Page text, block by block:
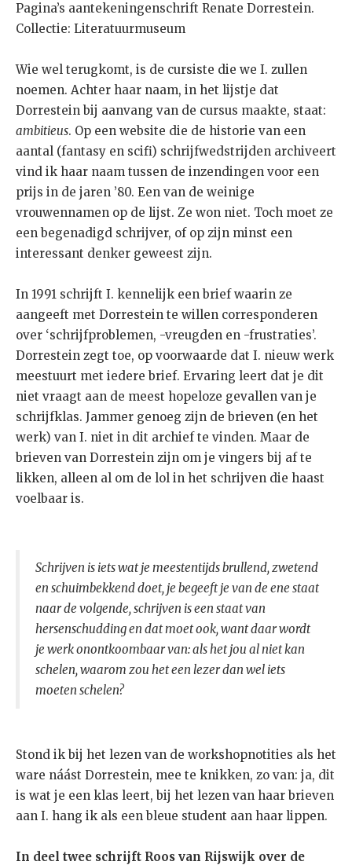
Pagina’s aantekeningenschrift Renate Dorrestein.
Collectie: Literatuurmuseum
Wie wel terugkomt, is de cursiste die we I. zullen
noemen. Achter haar naam, in het lijstje dat
Dorrestein bij aanvang van de cursus maakte, staat:
ambitieus. Op een website die de historie van een
aantal (fantasy en scifi) schrijfwedstrijden archiveert
vind ik haar naam tussen de inzendingen voor een
prijs in de jaren ’80. Een van de weinige
vrouwennamen op de lijst. Ze won niet. Toch moet ze
een begenadigd schrijver, of op zijn minst een
interessant denker geweest zijn.
In 1991 schrijft I. kennelijk een brief waarin ze
aangeeft met Dorrestein te willen corresponderen
over ‘schrijfproblemen, -vreugden en -frustraties’.
Dorrestein zegt toe, op voorwaarde dat I. nieuw werk
meestuurt met iedere brief. Ervaring leert dat je dit
niet vraagt aan de meest hopeloze gevallen van je
schrijfklas. Jammer genoeg zijn de brieven (en het
werk) van I. niet in dit archief te vinden. Maar de
brieven van Dorrestein zijn om je vingers bij af te
likken, alleen al om de lol in het schrijven die haast
voelbaar is.
Schrijven is iets wat je meestentijds brullend, zwetend
en schuimbekkend doet, je begeeft je van de ene staat
naar de volgende, schrijven is een staat van
hersenschudding en dat moet ook, want daar wordt
je werk onontkoombaar van: als het jou al niet kan
schelen, waarom zou het een lezer dan wel iets
moeten schelen?
Stond ik bij het lezen van de workshopnotities als het
ware náást Dorrestein, mee te knikken, zo van: ja, dit
is wat je een klas leert, bij het lezen van haar brieven
aan I. hang ik als een bleue student aan haar lippen.
In deel twee schrijft Roos van Rijswijk over de